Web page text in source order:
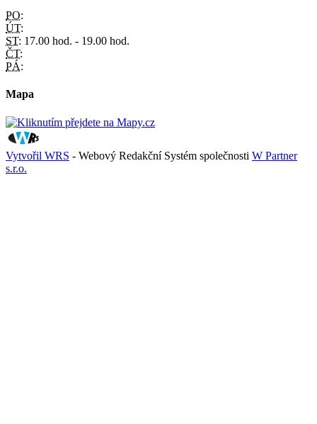
PO:
ÚT:
ST: 17.00 hod. - 19.00 hod.
ČT:
PÁ:
Mapa
Vytvořil WRS - Webový Redakční Systém společnosti W Partner
s.r.o.